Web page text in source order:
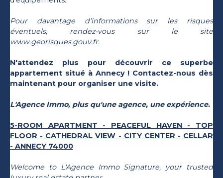
Pour davantage d’informations sur les risques
éventuels, rendez-vous sur le site
www.georisques.gouv.fr.
N'attendez plus pour découvrir ce superbe
appartement situé à Annecy ! Contactez-nous dès
maintenant pour organiser une visite.
L'Agence Immo, plus qu'une agence, une expérience.
5-ROOM APARTMENT - PEACEFUL HAVEN - TOP
FLOOR - CATHEDRAL VIEW - CITY CENTER - CELLAR
- ANNECY 74000
Welcome to L'Agence Immo Signature, your trusted